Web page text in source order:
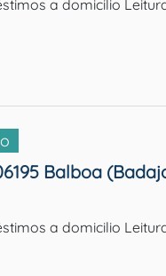
a domicilio
Balboa
a domicilio